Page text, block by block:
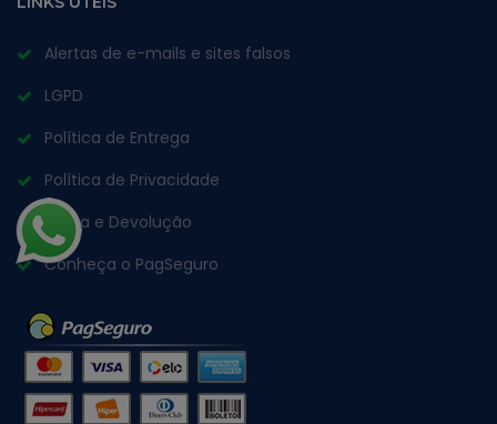
Alertas de e-mails e sites falsos
LGPD
Política de Entrega
Política de Privacidade
Troca e Devolução
Conheça o PagSeguro